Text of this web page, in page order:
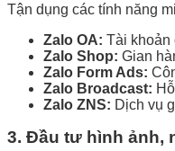
Tận dụng các tính năng
Zalo OA: Tài khoản
Zalo Shop: Gian
Zalo Form Ads:
Zalo Broadcast:
Zalo ZNS: Dịch vụ
3. Đầu tư hình ảnh,